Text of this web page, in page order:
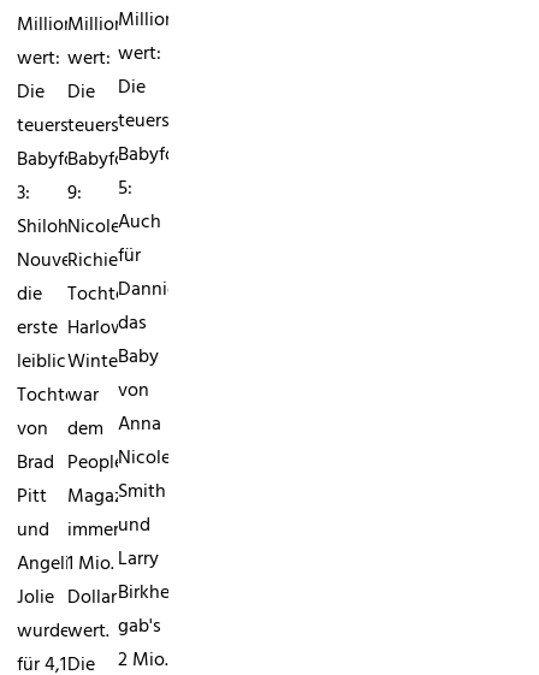
Millionen
wert:
Die
teuersten
BabyfotosPlatz
3:
Shiloh
Nouvel,
die
erste
leibliche
Tochter
von
Brad
Pitt
und
Angelina
Jolie
wurde
für 4,1
Millionen
wert:
Die
teuersten
BabyfotosPlatz
9:
Nicole
Richies
Tochter
Harlow
Winter
war
dem
People
Magazine
immerhin
1 Mio.
Dollar
wert.
Die
Millionen
wert:
Die
teuersten
BabyfotosPlatz
5:
Auch
für
Dannielynn,
das
Baby
von
Anna
Nicole
Smith
und
Larry
Birkhead,
gab's
2 Mio.